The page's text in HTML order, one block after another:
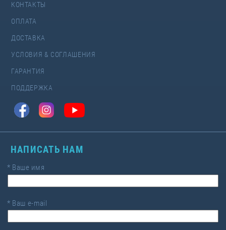
КОНТАКТЫ
ОПЛАТА
ДОСТАВКА
УСЛОВИЯ & СОГЛАШЕНИЯ
ГАРАНТИЯ
ПОДДЕРЖКА
НАПИСАТЬ НАМ
* Ваше имя
* Ваш e-mail